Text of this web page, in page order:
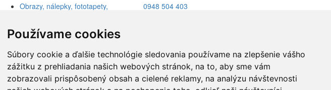
Používame cookies
Súbory cookie a ďalšie technológie sledovania používame na zlepšenie vášho
zážitku z prehliadania našich webových stránok, na to, aby sme vám
zobrazovali prispôsobený obsah a cielené reklamy, na analýzu návštevnosti
Obrazy, nálepky, fototapety,
Ochrana osobných údajov
Akcie a Doručenie
Darčekové poukážky
Odstúpenie od zmluvy - vrátenie
tovaru
0948 504 403